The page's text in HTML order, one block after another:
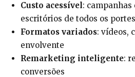
Custo acessível: campanhas
escritórios de todos os portes
Formatos variados: vídeos,
envolvente
Remarketing inteligente:
conversões